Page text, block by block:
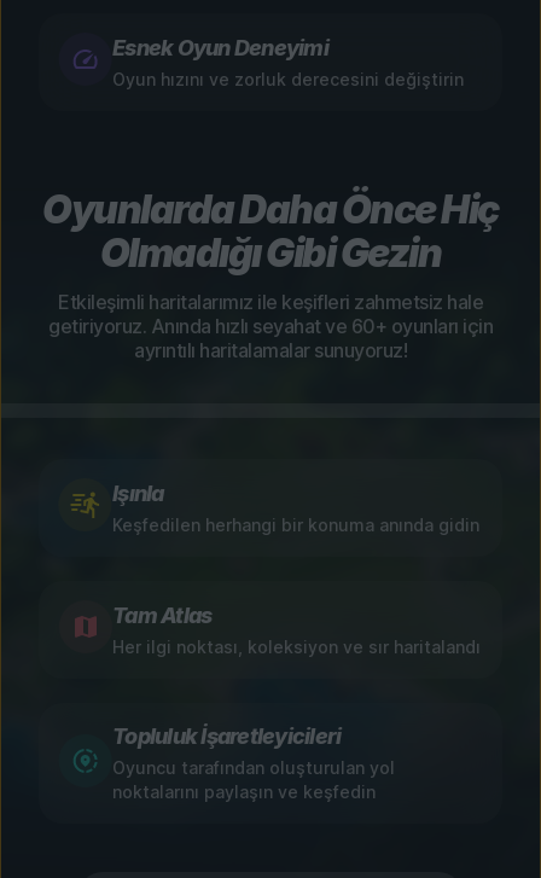
Esnek Oyun Deneyimi
Oyun hızını ve zorluk derecesini değiştirin
Oyunlarda Daha Önce Hiç
Olmadığı Gibi Gezin
Etkileşimli haritalarımız ile keşifleri zahmetsiz hale
getiriyoruz. Anında hızlı seyahat ve 60+ oyunları için
ayrıntılı haritalamalar sunuyoruz!
Işınla
Keşfedilen herhangi bir konuma anında gidin
Tam Atlas
Her ilgi noktası, koleksiyon ve sır haritalandı
Topluluk İşaretleyicileri
Oyuncu tarafından oluşturulan yol
noktalarını paylaşın ve keşfedin